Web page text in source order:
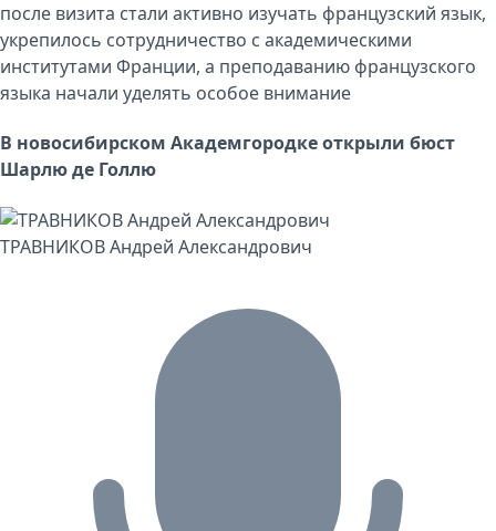
после визита стали активно изучать французский язык,
укрепилось сотрудничество с академическими
институтами Франции, а преподаванию французского
языка начали уделять особое внимание
В новосибирском Академгородке открыли бюст
Шарлю де Голлю
ТРАВНИКОВ Андрей Александрович